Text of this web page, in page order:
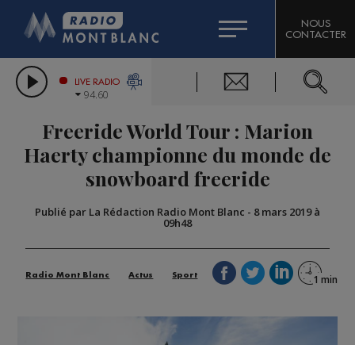
LES CHRONIQUES DE L'EXPERT
CITIZEN MACHINERY
GRAND MASSIF DOMAINES SKIABLES
BIGARD
COMPAGNIE DU MONT-BLANC
NOUS
CONTACTER
LIVE RADIO
94.60
Freeride World Tour : Marion
Haerty championne du monde de
snowboard freeride
Publié par La Rédaction Radio Mont Blanc - 8 mars 2019 à
09h48
Radio Mont Blanc Actus Sport